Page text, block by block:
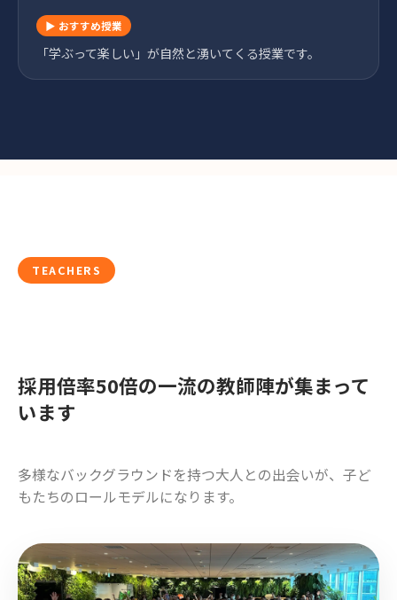
▶ おすすめ授業
「学ぶって楽しい」が自然と湧いてくる授業です。
TEACHERS
採用倍率50倍の一流の教師陣が集まって
います
多様なバックグラウンドを持つ大人との出会いが、子ど
もたちのロールモデルになります。